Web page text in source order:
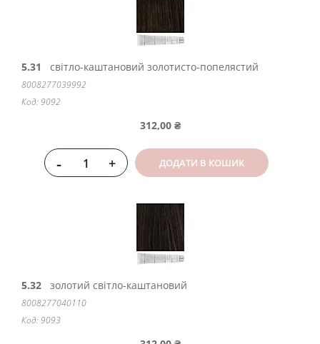
5.31 світло-каштановий золотисто-попелястий
8008277039992
Код: 9092
312,00 ₴
- + ДОДАТИ В КОШИК
5.32 золотий світло-каштановий
8008277040110
Код: 9093